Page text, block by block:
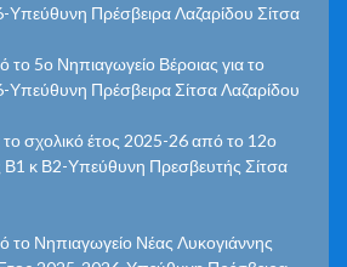
Υπεύθυνη Πρέσβειρα Λαζαρίδου Σίτσα
το 5ο Νηπιαγωγείο Βέροιας για το
Υπεύθυνη Πρέσβειρα Σίτσα Λαζαρίδου
το σχολικό έτος 2025-26 από το 12ο
Β1 κ Β2-Υπεύθυνη Πρεσβευτής Σίτσα
το Νηπιαγωγείο Νέας Λυκογιάννης